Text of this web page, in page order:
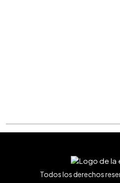
Todos los derechos